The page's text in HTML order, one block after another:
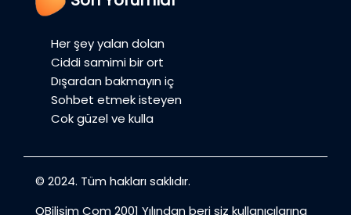
Her şey yalan dolan
Ciddi samimi bir ort
Dışardan bakmayın iç
Sohbet etmek isteyen
Cok güzel ve kulla
© 2024. Tüm hakları saklıdır.
QBilisim Com 2001 Yılından beri siz kullanıcılarına